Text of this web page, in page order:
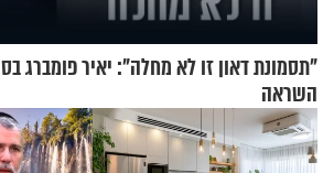
"תסמונת דאון זו לא מחלה": יאיר פומברג
השראה